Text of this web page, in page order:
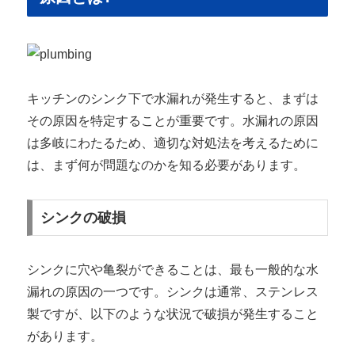
キッチンのシンク下で水漏れが発生すると、まずは
その原因を特定することが重要です。水漏れの原因
は多岐にわたるため、適切な対処法を考えるために
は、まず何が問題なのかを知る必要があります。
シンクの破損
シンクに穴や亀裂ができることは、最も一般的な水
漏れの原因の一つです。シンクは通常、ステンレス
製ですが、以下のような状況で破損が発生すること
があります。